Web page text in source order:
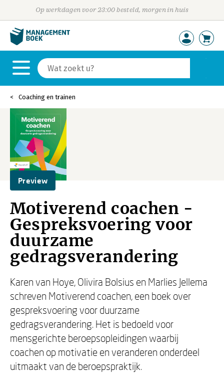
Op werkdagen voor 23:00 besteld, morgen in huis
Coaching en trainen
Preview
Motiverend coachen -
Gespreksvoering voor
duurzame
gedragsverandering
Karen van Hoye, Olivira Bolsius en Marlies Jellema
schreven Motiverend coachen, een boek over
gespreksvoering voor duurzame
gedragsverandering. Het is bedoeld voor
mensgerichte beroepsopleidingen waarbij
coachen op motivatie en veranderen onderdeel
uitmaakt van de beroepspraktijk.